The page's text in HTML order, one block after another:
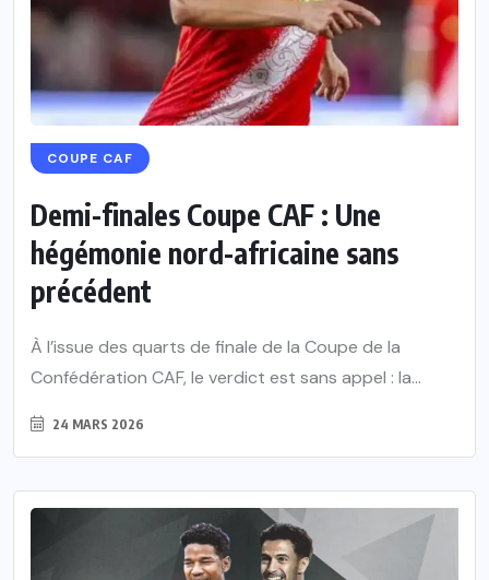
COUPE CAF
Demi-finales Coupe CAF : Une
hégémonie nord-africaine sans
précédent
À l’issue des quarts de finale de la Coupe de la
Confédération CAF, le verdict est sans appel : la...
24 MARS 2026